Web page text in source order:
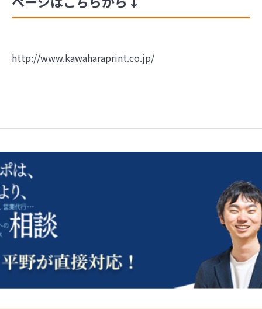
http://www.kawaharaprint.co.jp/